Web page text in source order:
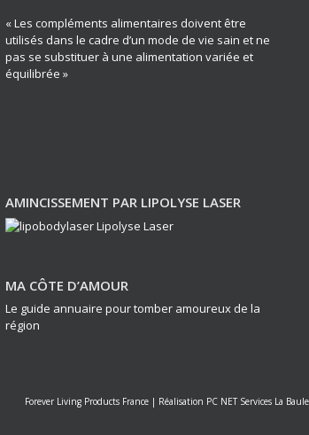
« Les compléments alimentaires doivent être
utilisés dans le cadre d’un mode de vie sain et ne
pas se substituer à une alimentation variée et
équilibrée »
AMINCISSEMENT PAR LIPOLYSE LASER
MA CÔTE D’AMOUR
Le guide annuaire pour tomber amoureux de la
région
Forever Living Products France | Réalisation PC NET Services La Baule